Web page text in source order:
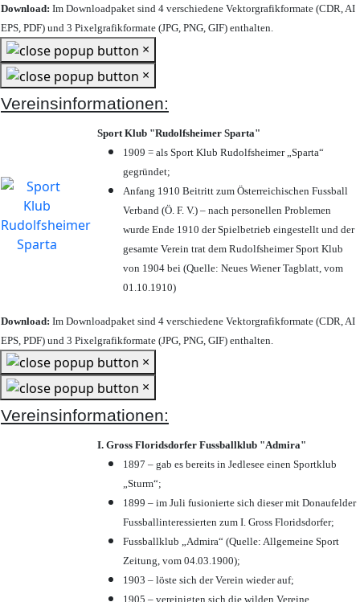
Download: Im Downloadpaket sind 4 verschiedene Vektorgrafikformate (CDR, AI
EPS, PDF) und 3 Pixelgrafikformate (JPG, PNG, GIF) enthalten.
×
×
Vereinsinformationen:
Sport Klub "Rudolfsheimer Sparta"
1909 = als Sport Klub Rudolfsheimer „Sparta“
gegründet;
Anfang 1910 Beitritt zum Österreichischen Fussball
Verband (Ö. F. V.) – nach personellen Problemen
wurde Ende 1910 der Spielbetrieb eingestellt und der
gesamte Verein trat dem Rudolfsheimer Sport Klub
von 1904 bei (Quelle: Neues Wiener Tagblatt, vom
01.10.1910)
Download: Im Downloadpaket sind 4 verschiedene Vektorgrafikformate (CDR, AI
EPS, PDF) und 3 Pixelgrafikformate (JPG, PNG, GIF) enthalten.
×
×
Vereinsinformationen:
I. Gross Floridsdorfer Fussballklub "Admira"
1897 – gab es bereits in Jedlesee einen Sportklub
„Sturm“;
1899 – im Juli fusionierte sich dieser mit Donaufelder
Fussballinteressierten zum I. Gross Floridsdorfer;
Fussballklub „Admira“ (Quelle: Allgemeine Sport
Zeitung, vom 04.03.1900);
1903 – löste sich der Verein wieder auf;
1905 – vereinigten sich die wilden Vereine